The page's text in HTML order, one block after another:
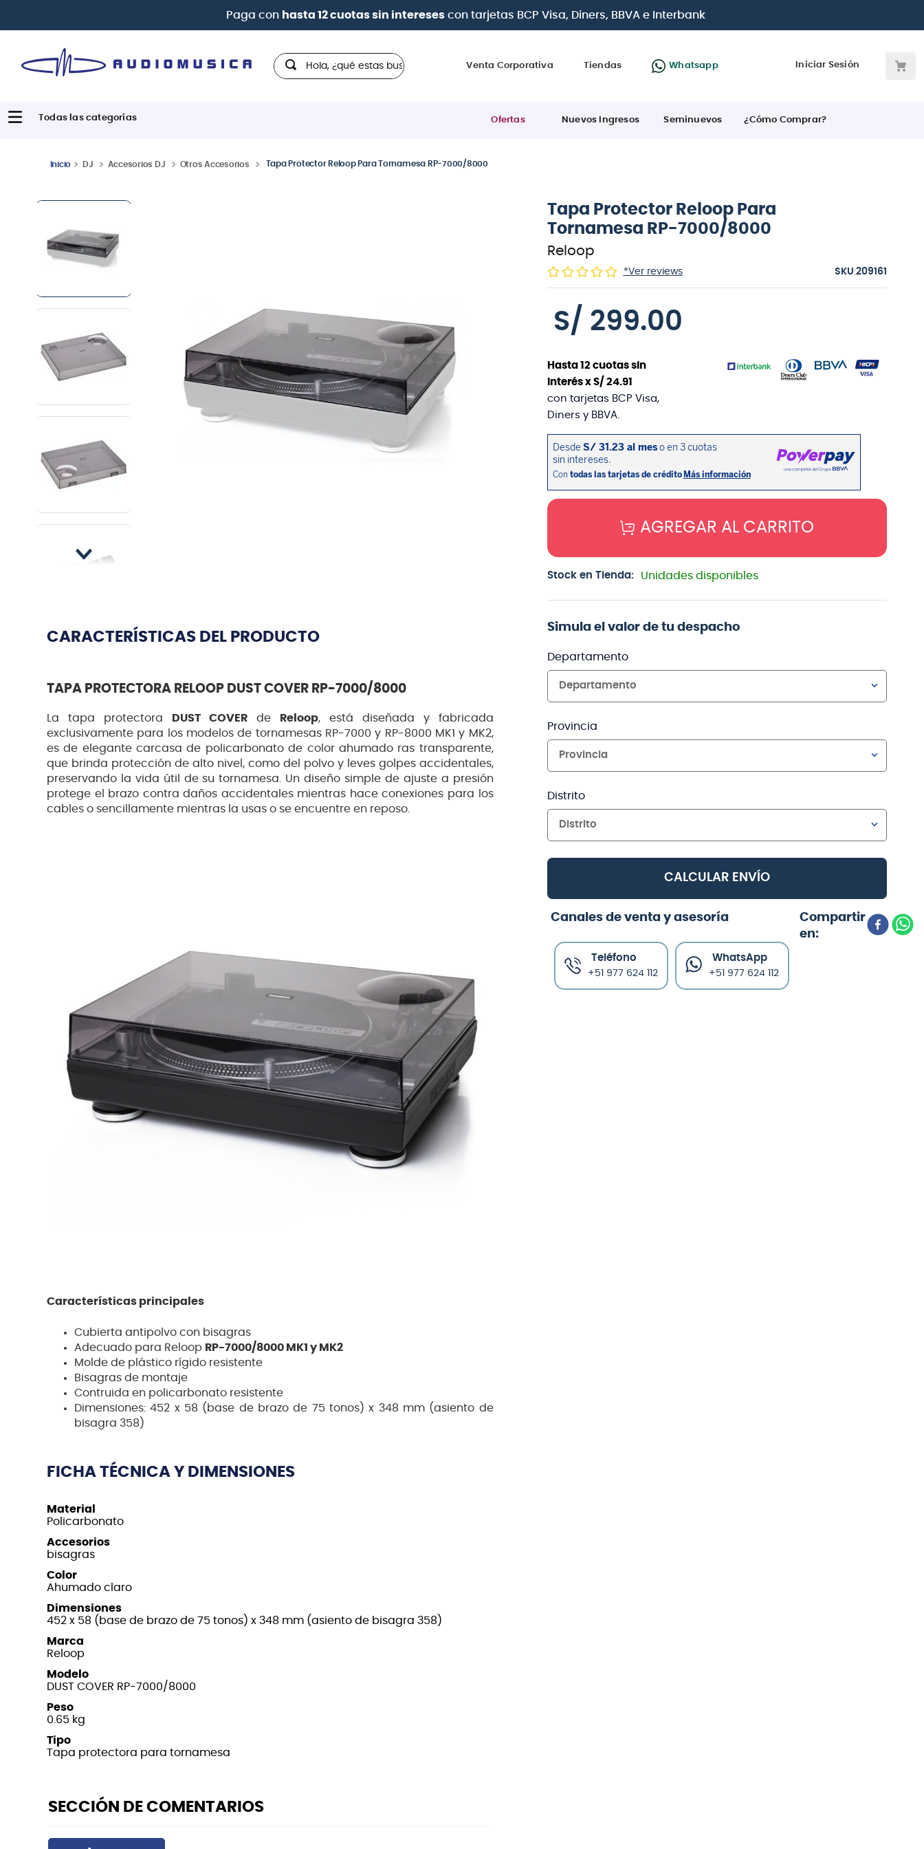
| Paga en cuotasdesde 0% de interéscon todas las tarjetas de crédito
Hola, ¿qué estas buscando?
Venta Corporativa Tiendas Whatsapp Iniciar Sesión
Ofertas Nuevos Ingresos Seminuevos ¿Cómo Comprar?
DJ Accesorios DJ Otros Accesorios Tapa Protector Reloop Para Tornamesa RP-7000/8000
CARACTERÍSTICAS DEL PRODUCTO
TAPA PROTECTORA RELOOP DUST COVER RP-7000/8000
La tapa protectora DUST COVERde Reloop, está diseñada y fabricada
exclusivamente para los modelos de tornamesas RP-7000 y RP-8000 MK1 y MK2,
es de elegante carcasa de policarbonato de color ahumado ras transparente,
que brinda protección de alto nivel, como del polvo y leves golpes accidentales,
preservando la vida útil de su tornamesa. Un diseño simple de ajuste a presión
protege el brazo contra daños accidentales mientras hace conexiones para los
cables o sencillamente mientras la usas o se encuentre en reposo.
Características principales
Cubierta antipolvo con bisagras
Adecuado para Reloop RP-7000/8000 MK1 y MK2
Molde de plástico rígido resistente
Bisagras de montaje
Contruida en policarbonato resistente
Dimensiones: 452 x 58 (base de brazo de 75 tonos) x 348 mm (asiento de
bisagra 358)
FICHA TÉCNICA Y DIMENSIONES
Material
Policarbonato
Accesorios
bisagras
Color
Ahumado claro
Dimensiones
452 x 58 (base de brazo de 75 tonos) x 348 mm (asiento de bisagra 358)
Marca
Reloop
Modelo
DUST COVER RP-7000/8000
Peso
0.65 kg
Tipo
Tapa protectora para tornamesa
Tapa Protector Reloop Para
Tornamesa RP-7000/8000
Reloop
*Ver reviews :209161
S/ 299.00
Hasta 12cuotas sin
interés x S/ 24.91
con tarjetas BCP Visa,
Diners y BBVA.
AGREGAR AL CARRITO
Stock en Tienda: Unidades disponibles
Simula el valor de tu despacho
Departamento
Departamento
Provincia
Provincia
Distrito
Distrito
CALCULAR ENVÍO
Canales de venta y asesoría
Teléfono
+51 977 624 112
WhatsApp
+51 977 624 112